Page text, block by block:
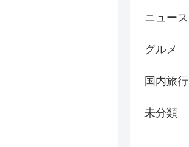
ニュース
グルメ
国内旅行
未分類